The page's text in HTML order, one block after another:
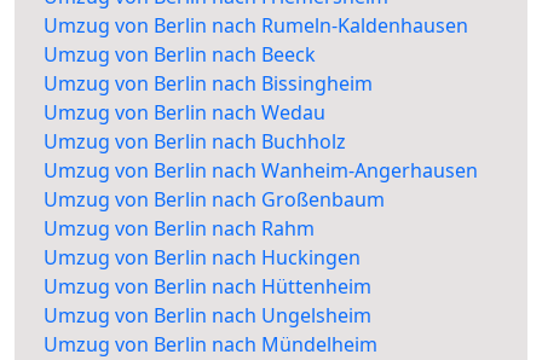
Umzug von Berlin nach Rumeln-Kaldenhausen
Umzug von Berlin nach Beeck
Umzug von Berlin nach Bissingheim
Umzug von Berlin nach Wedau
Umzug von Berlin nach Buchholz
Umzug von Berlin nach Wanheim-Angerhausen
Umzug von Berlin nach Großenbaum
Umzug von Berlin nach Rahm
Umzug von Berlin nach Huckingen
Umzug von Berlin nach Hüttenheim
Umzug von Berlin nach Ungelsheim
Umzug von Berlin nach Mündelheim